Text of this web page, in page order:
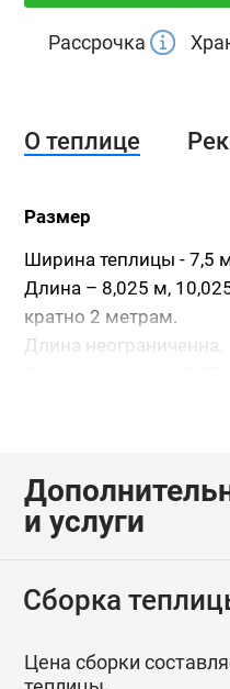
Рассрочка
О теплице
Размер
Ширина теплицы - 7,5
Длина – 8,025 м,
кратно 2 метрам.
Длина неограниченна.
Высота указана с
Каркас
Каркас выполнен из
состоящих из
квадратной трубы
Расстояние между
покрытие темно-
и услуги
Сборка
Цена сборки